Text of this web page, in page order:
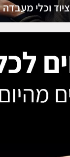
ציוד וכלי מעבדה